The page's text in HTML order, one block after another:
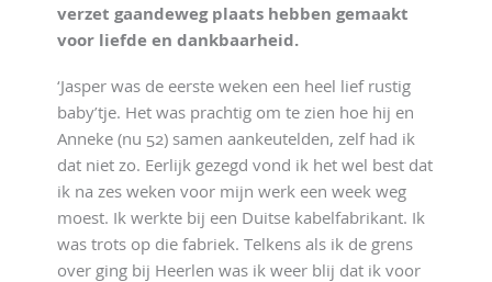
verzet gaandeweg plaats hebben gemaakt
voor liefde en dankbaarheid.
‘Jasper was de eerste weken een heel lief rustig
baby’tje. Het was prachtig om te zien hoe hij en
Anneke (nu 52) samen aankeutelden, zelf had ik
dat niet zo. Eerlijk gezegd vond ik het wel best dat
ik na zes weken voor mijn werk een week weg
moest. Ik werkte bij een Duitse kabelfabrikant. Ik
was trots op die fabriek. Telkens als ik de grens
over ging bij Heerlen was ik weer blij dat ik voor